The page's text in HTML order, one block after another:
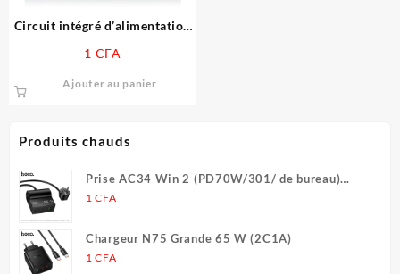
Produits chauds
Prise AC34 Win 2 (PD70W/301/ de bureau)
(UE/Allemagne) (L = 1,5 m)
1CFA
Chargeur N75 Grande 65 W (2C1A)
1CFA
Circuit intégré d’alimentation
remplacement, Compatible
avec iPhone 14/14 Plus/14
1 CFA
Ajouter au panier